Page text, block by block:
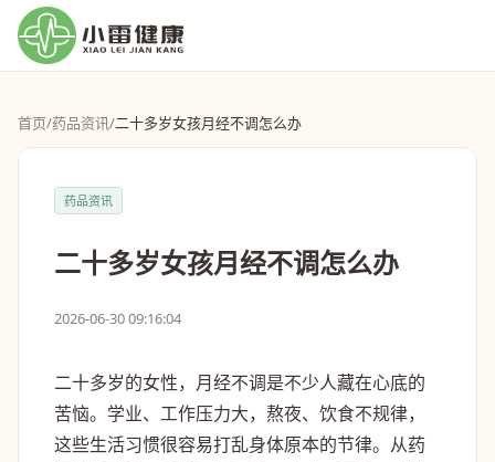
首页/药品资讯/二十多岁女孩月经不调怎么办
药品资讯
二十多岁女孩月经不调怎么办
2026-06-30 09:16:04
二十多岁的女性，月经不调是不少人藏在心底的
苦恼。学业、工作压力大，熬夜、饮食不规律，
这些生活习惯很容易打乱身体原本的节律。从药